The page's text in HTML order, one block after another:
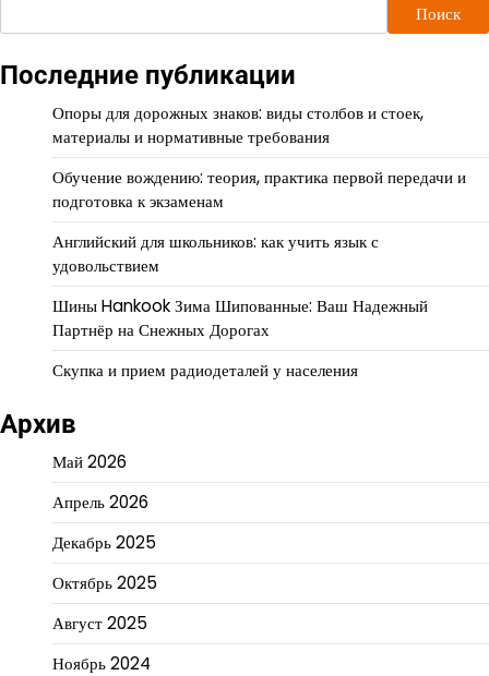
Поиск
Последние публикации
Опоры для дорожных знаков: виды столбов и стоек,
материалы и нормативные требования
Обучение вождению: теория, практика первой передачи и
подготовка к экзаменам
Английский для школьников: как учить язык с
удовольствием
Шины Hankook Зима Шипованные: Ваш Надежный
Партнёр на Снежных Дорогах
Скупка и прием радиодеталей у населения
Архив
Май 2026
Апрель 2026
Декабрь 2025
Октябрь 2025
Август 2025
Ноябрь 2024